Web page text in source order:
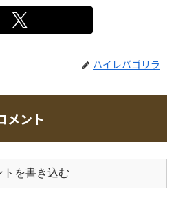
ハイレバゴリラ
メント
トを書き込む